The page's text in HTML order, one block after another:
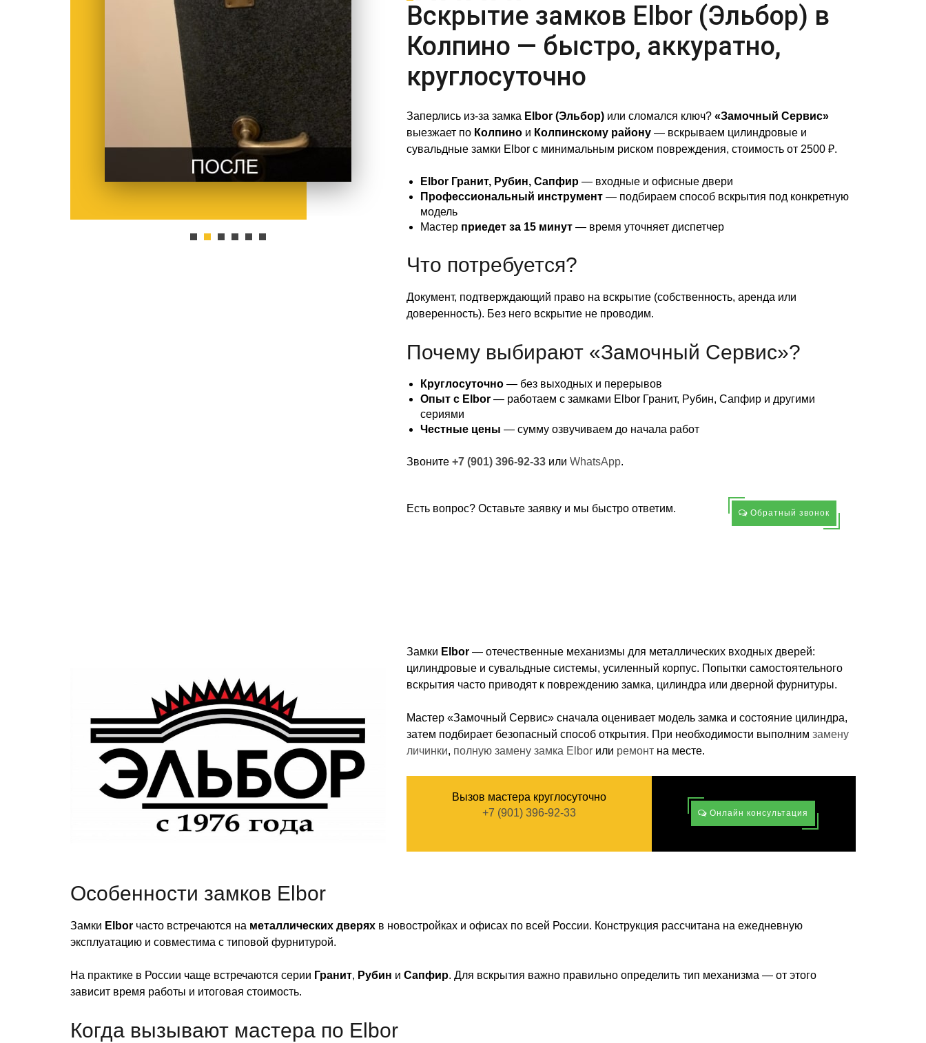
Вскрытие замков Elbor (Эльбор) в
Колпино — быстро, аккуратно,
круглосуточно
Заперлись из-за замка Elbor (Эльбор)или сломался ключ? «Замочный Сервис»
выезжает по Колпино и Колпинскому району— вскрываем цилиндровые и
сувальдные замки Elbor с минимальным риском повреждения, стоимость от 2500 ₽.
Elbor Гранит, Рубин, Сапфир— входные и офисные двери
Профессиональный инструмент— подбираем способ вскрытия под конкретную
модель
Мастер приедет за 15 минут— время уточняет диспетчер
Что потребуется?
Документ, подтверждающий право на вскрытие (собственность, аренда или
доверенность). Без него вскрытие не проводим.
Почему выбирают «Замочный Сервис»?
Круглосуточно— без выходных и перерывов
Опыт с Elbor— работаем с замками Elbor Гранит, Рубин, Сапфир и другими
сериями
Честные цены — сумму озвучиваем до начала работ
Звоните +7 (901) 396-92-33или WhatsApp.
Есть вопрос? Оставьте заявку и мы быстро ответим. Обратный звонок
Замки Elbor— отечественные механизмы для металлических входных дверей:
цилиндровые и сувальдные системы, усиленный корпус. Попытки самостоятельного
вскрытия часто приводят к повреждению замка, цилиндра или дверной фурнитуры.
Мастер «Замочный Сервис» сначала оценивает модель замка и состояние цилиндра,
затем подбирает безопасный способ открытия. При необходимости выполним замену
личинки, полную замену замка Elborили ремонтна месте.
Вызов мастера круглосуточно
+7 (901) 396-92-33
Онлайн консультация
Особенности замков Elbor
Замки Elbor часто встречаются на металлических дверях в новостройках и офисах по всей России. Конструкция рассчитана на ежедневную
эксплуатацию и совместима с типовой фурнитурой.
На практике в России чаще встречаются серии Гранит, Рубин и Сапфир. Для вскрытия важно правильно определить тип механизма — от этого
зависит время работы и итоговая стоимость.
Когда вызывают мастера по Elbor